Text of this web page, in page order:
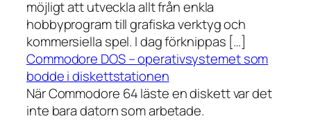
möjligt att utveckla allt från enkla
hobbyprogram till grafiska verktyg och
kommersiella spel. I dag förknippas […]
Commodore DOS – operativsystemet som
bodde i diskettstationen
När Commodore 64 läste en diskett var det
inte bara datorn som arbetade.